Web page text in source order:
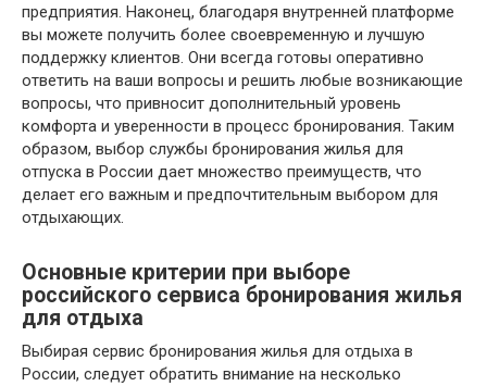
предприятия. Наконец, благодаря внутренней платформе
вы можете получить более своевременную и лучшую
поддержку клиентов. Они всегда готовы оперативно
ответить на ваши вопросы и решить любые возникающие
вопросы, что привносит дополнительный уровень
комфорта и уверенности в процесс бронирования. Таким
образом, выбор службы бронирования жилья для
отпуска в России дает множество преимуществ, что
делает его важным и предпочтительным выбором для
отдыхающих.
Основные критерии при выборе
российского сервиса бронирования жилья
для отдыха
Выбирая сервис бронирования жилья для отдыха в
России, следует обратить внимание на несколько